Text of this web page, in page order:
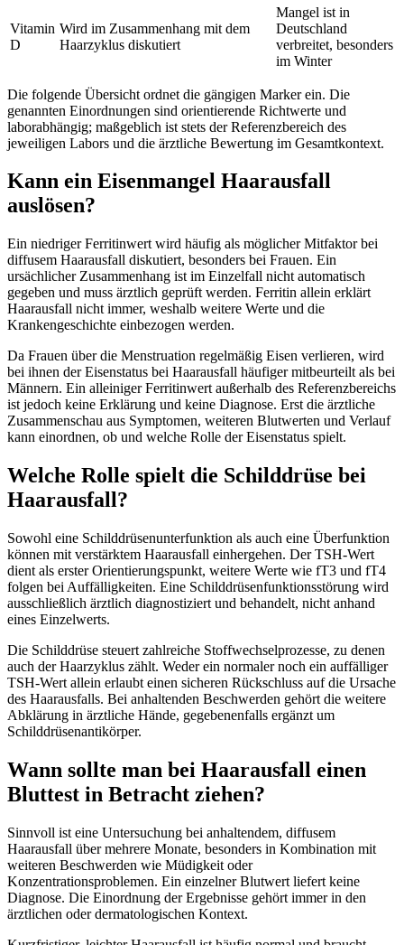
Vitamin
D
Wird im Zusammenhang mit dem
Haarzyklus diskutiert
Mangel ist in
Deutschland
verbreitet, besonders
im Winter
Die folgende Übersicht ordnet die gängigen Marker ein. Die
genannten Einordnungen sind orientierende Richtwerte und
laborabhängig; maßgeblich ist stets der Referenzbereich des
jeweiligen Labors und die ärztliche Bewertung im Gesamtkontext.
Kann ein Eisenmangel Haarausfall
auslösen?
Ein niedriger Ferritinwert wird häufig als möglicher Mitfaktor bei
diffusem Haarausfall diskutiert, besonders bei Frauen. Ein
ursächlicher Zusammenhang ist im Einzelfall nicht automatisch
gegeben und muss ärztlich geprüft werden. Ferritin allein erklärt
Haarausfall nicht immer, weshalb weitere Werte und die
Krankengeschichte einbezogen werden.
Da Frauen über die Menstruation regelmäßig Eisen verlieren, wird
bei ihnen der Eisenstatus bei Haarausfall häufiger mitbeurteilt als bei
Männern. Ein alleiniger Ferritinwert außerhalb des Referenzbereichs
ist jedoch keine Erklärung und keine Diagnose. Erst die ärztliche
Zusammenschau aus Symptomen, weiteren Blutwerten und Verlauf
kann einordnen, ob und welche Rolle der Eisenstatus spielt.
Welche Rolle spielt die Schilddrüse bei
Haarausfall?
Sowohl eine Schilddrüsenunterfunktion als auch eine Überfunktion
können mit verstärktem Haarausfall einhergehen. Der TSH-Wert
dient als erster Orientierungspunkt, weitere Werte wie fT3 und fT4
folgen bei Auffälligkeiten. Eine Schilddrüsenfunktionsstörung wird
ausschließlich ärztlich diagnostiziert und behandelt, nicht anhand
eines Einzelwerts.
Die Schilddrüse steuert zahlreiche Stoffwechselprozesse, zu denen
auch der Haarzyklus zählt. Weder ein normaler noch ein auffälliger
TSH-Wert allein erlaubt einen sicheren Rückschluss auf die Ursache
des Haarausfalls. Bei anhaltenden Beschwerden gehört die weitere
Abklärung in ärztliche Hände, gegebenenfalls ergänzt um
Schilddrüsenantikörper.
Wann sollte man bei Haarausfall einen
Bluttest in Betracht ziehen?
Sinnvoll ist eine Untersuchung bei anhaltendem, diffusem
Haarausfall über mehrere Monate, besonders in Kombination mit
weiteren Beschwerden wie Müdigkeit oder
Konzentrationsproblemen. Ein einzelner Blutwert liefert keine
Diagnose. Die Einordnung der Ergebnisse gehört immer in den
ärztlichen oder dermatologischen Kontext.